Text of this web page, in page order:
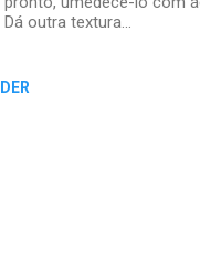
Dá outra textura...